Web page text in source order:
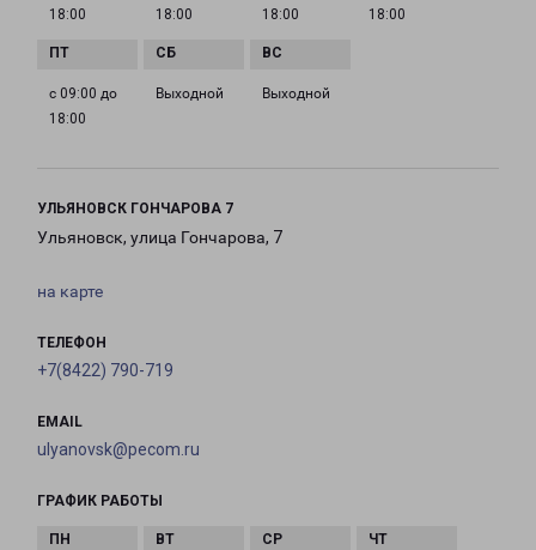
18:00
18:00
18:00
18:00
с 09:00 до
18:00
Выходной Выходной
УЛЬЯНОВСК ГОНЧАРОВА 7
Ульяновск, улица Гончарова, 7
на карте
ТЕЛЕФОН
+7(8422) 790-719
EMAIL
ulyanovsk@pecom.ru
ГРАФИК РАБОТЫ